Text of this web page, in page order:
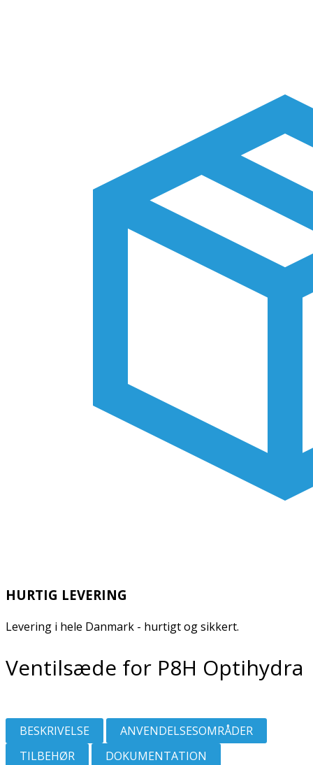
HURTIG LEVERING
Levering i hele Danmark - hurtigt og sikkert.
Ventilsæde for P8H Optihydra
BESKRIVELSE
ANVENDELSESOMRÅDER
TILBEHØR
DOKUMENTATION